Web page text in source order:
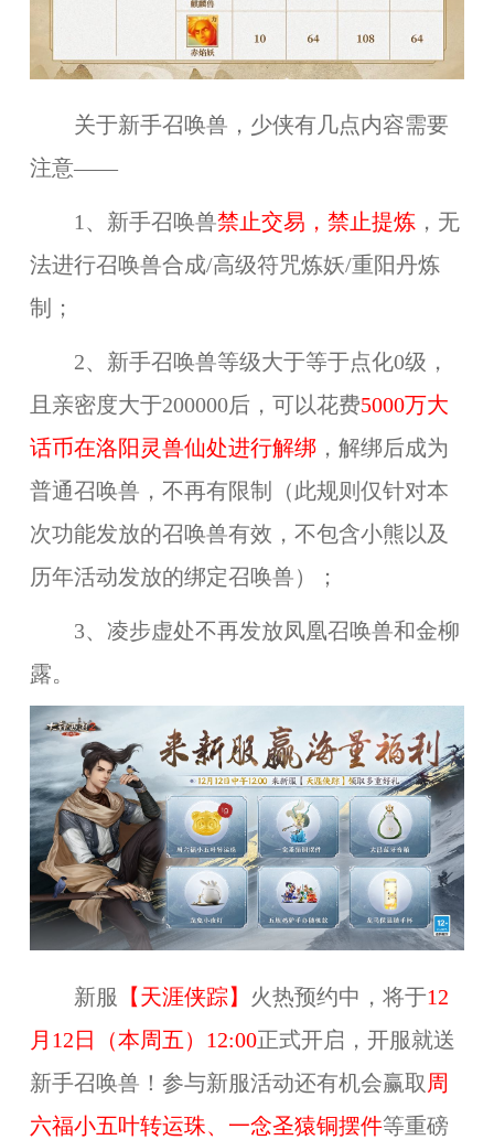
关于新手召唤兽，少侠有几点内容需要
注意——
1、新手召唤兽禁止交易，禁止提炼 ，无
法进行召唤兽合成/高级符咒炼妖/重阳丹炼
制；
2、新手召唤兽等级大于等于点化0级，
且亲密度大于200000后，可以花费5000万大
话币在洛阳灵兽仙处进行解绑，解绑后成为
普通召唤兽，不再有限制（此规则仅针对本
次功能发放的召唤兽有效，不包含小熊以及
历年活动发放的绑定召唤兽）；
3、凌步虚处不再发放凤凰召唤兽和金柳
露。
新服 【天涯侠踪】 火热预约中，将于12
月12日（本周五）12:00正式开启，开服就送
新手召唤兽！参与新服活动还有机会赢取 周
六福小五叶转运珠、一念圣猿铜摆件等重磅